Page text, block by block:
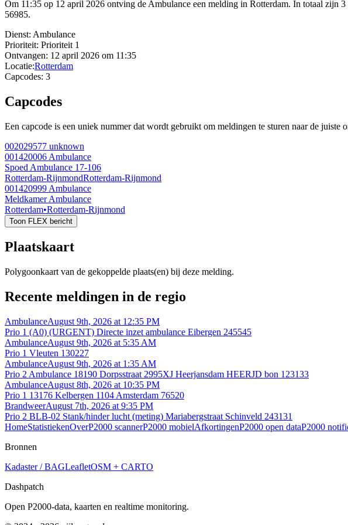
Om 11:35 op 12 april 2026 ontving de Ambulance een melding in Rotterdam. In totaal zijn
56985.
Dienst: Ambulance
Prioriteit: Prioriteit 1
Ontvangen: 12 april 2026 om 11:35
Locatie:Rotterdam
Capcodes: 3
Capcodes
Een capcode is een uniek nummer dat wordt gebruikt om meldingen te sturen naar de juiste
002029577 unknown
001420006 Ambulance
Spoed Ambulance 17-106
Rotterdam-RijnmondRotterdam-Rijnmond
001420999 Ambulance
Meldkamer Ambulance
Rotterdam•Rotterdam-Rijnmond
Toon FLEX bericht
Plaatskaart
Polygoonkaart van de gekoppelde plaats(en) bij deze melding.
Recente meldingen in de regio
AmbulanceAugust 9th, 2026 at 12:35 PM
Prio 1 (A0) (URGENT) Directe inzet ambulance Eibergen 245545
AmbulanceAugust 9th, 2026 at 5:35 AM
Prio 1 Vleuten 130227
AmbulanceAugust 9th, 2026 at 1:35 AM
Prio 2 Ambulance 18190 Dorpsstraat 2995XJ Heerjansdam HEERJD bon 123133
AmbulanceAugust 8th, 2026 at 10:35 PM
Prio 1 13176 Kelbergen 1104 Amsterdam 76520
BrandweerAugust 7th, 2026 at 9:35 PM
Prio 2 BLB-02 Stank/hinder lucht (meting) Mariabergstraat Schinveld 243131
HomeStatistiekenOverP2000 scannerP2000 mobielAfkortingenP2000 open dataP2000
Bronnen
Kadaster / BAGLeafletOSM + CARTO
Dashpatch
Open P2000-data, kaarten en realtime monitoring.